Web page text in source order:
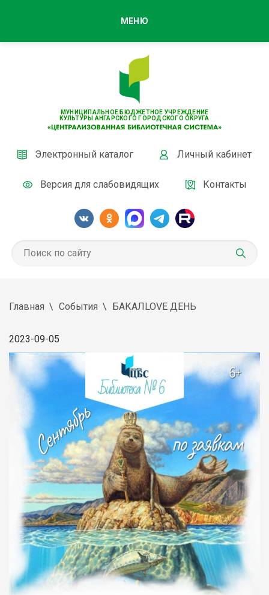
МУНИЦИПАЛЬНОЕ БЮДЖЕТНОЕ УЧРЕЖДЕНИЕ
КУЛЬТУРЫ АНГАРСКОГО ГОРОДСКОГО ОКРУГА
Электронный каталог Личный кабинет
Версия для слабовидящих Контакты
МЕНЮ
Главная События БАКАЛLOVE ДЕНЬ
2023-09-05